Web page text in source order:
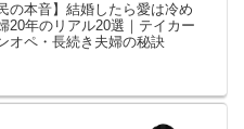
の本音】結婚したら愛は冷め
20年のリアル20選｜テイカー
オペ・長続き夫婦の秘訣